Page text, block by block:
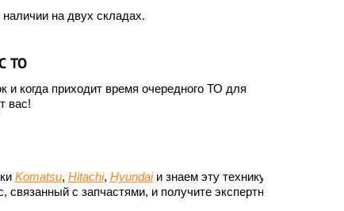
на двух складах.
ТО
когда приходит время очередного ТО для
вас!
Komatsu, Hitachi, Hyundaiи знаем эту технику до
с запчастями, и получите экспертный